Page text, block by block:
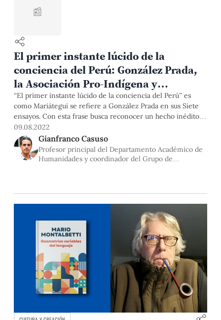
conclusiones de la investigación.
📰
El primer instante lúcido de la
conciencia del Perú: González Prada,
la Asociación Pro-Indígena y
Mariátegui
“El primer instante lúcido de la conciencia del Perú” es
como Mariátegui se refiere a González Prada en sus Siete
ensayos. Con esta frase busca reconocer un hecho inédito a
inicios del siglo XX: por primera vez un intelectual
reclamaba agencia y autonomía para aquel “proletariado”
nacional como protagonista de su propia emancipación, la
cual,
09.08.2022
Gianfranco Casuso
Profesor principal del Departamento Académico de
Humanidades y coordinador del Grupo de